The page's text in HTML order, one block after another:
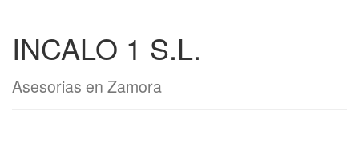
INCALO 1 S.L.
Asesorias en Zamora